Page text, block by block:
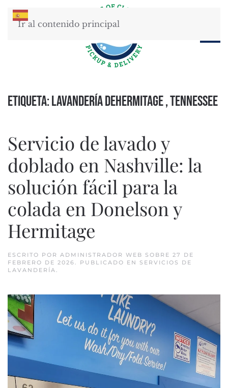
Ir al contenido principal
Etiqueta:Lavandería deHermitage , Tennessee
Servicio de lavado y
doblado en Nashville: la
solución fácil para la
colada en Donelson y
Hermitage
ESCRITO POR ADMINISTRADOR WEB SOBRE 27 DE
FEBRERO DE 2026. PUBLICADO EN SERVICIOS DE
LAVANDERÍA.